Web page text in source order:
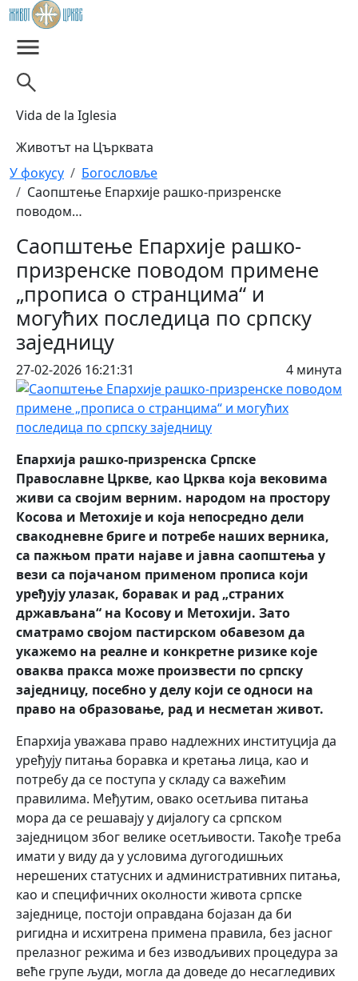
Skip to main content
Vida de la Iglesia
Животът на Църквата
Breadcrumb
У фокусу
Богословље
Саопштење Епархије рашко-призренске
поводом…
Саопштење Епархије рашко-
призренске поводом примене
„прописа о странцима“ и
могућих последица по српску
заједницу
27-02-2026 16:21:31 4 минута
Епархија рашко-призренска Српске
Православне Цркве, као Црква која вековима
живи са својим верним. народом на простору
Косова и Метохије и која непосредно дели
свакодневне бриге и потребе наших верника,
са пажњом прати најаве и јавна саопштења у
вези са појачаном применом прописа који
уређују улазак, боравак и рад „страних
држављана“ на Косову и Метохији. Зато
сматрамо својом пастирском обавезом да
укажемо на реалне и конкретне ризике које
оваква пракса може произвести по српску
заједницу, посебно у делу који се односи на
право на образовање, рад и несметан живот.
Епархија уважава право надлежних институција да
уређују питања боравка и кретања лица, као и
потребу да се поступа у складу са важећим
правилима. Међутим, овако осетљива питања
мора да се решавају у дијалогу са српском
заједницом због велике осетљивости. Такође треба
имати у виду да у условима дугогодишњих
нерешених статусних и административних питања,
као и специфичних околности живота српске
заједнице, постоји оправдана бојазан да би
ригидна и исхитрена примена правила, без јасног
прелазног режима и без изводљивих процедура за
веће групе људи, могла да доведе до несагледивих